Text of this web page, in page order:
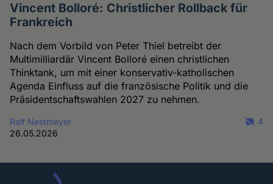
Vincent Bolloré: Christlicher Rollback für
Frankreich
Nach dem Vorbild von Peter Thiel betreibt der
Multimilliardär Vincent Bolloré einen christlichen
Thinktank, um mit einer konservativ-katholischen
Agenda Einfluss auf die französische Politik und die
Präsidentschaftswahlen 2027 zu nehmen.
Ralf Nestmeyer
26.05.2026
4